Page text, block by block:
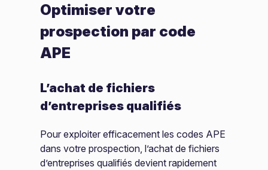
Optimiser votre
prospection par code
APE
L’achat de fichiers
d’entreprises qualifiés
Pour exploiter efficacement les codes APE
dans votre prospection, l’achat de fichiers
d’entreprises qualifiés devient rapidement